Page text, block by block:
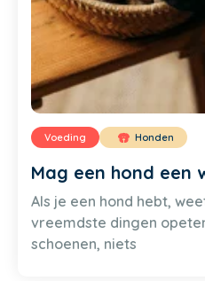
Voeding Honden
Mag een hond een
Als je een hond hebt,
vreemdste dingen
schoenen, niets